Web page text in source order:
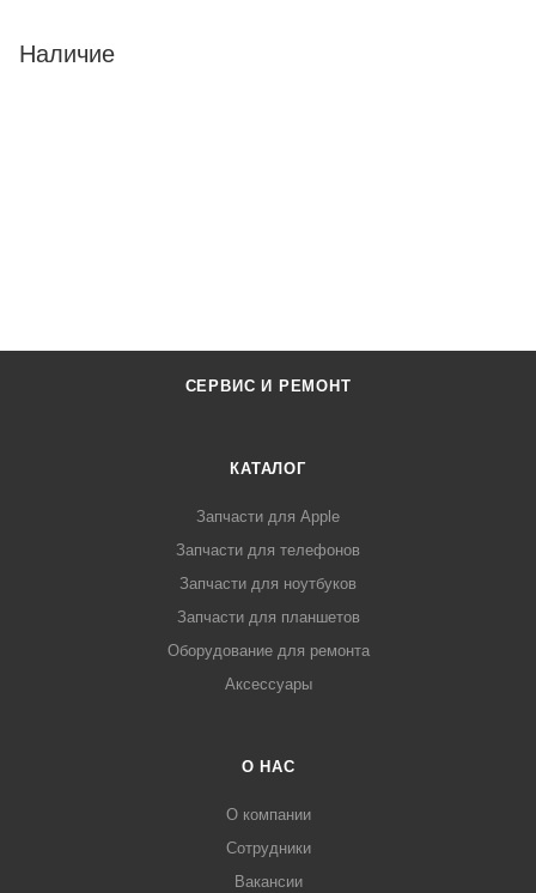
Наличие
СЕРВИС И РЕМОНТ
КАТАЛОГ
Запчасти для Apple
Запчасти для телефонов
Запчасти для ноутбуков
Запчасти для планшетов
Оборудование для ремонта
Аксессуары
О НАС
О компании
Сотрудники
Вакансии